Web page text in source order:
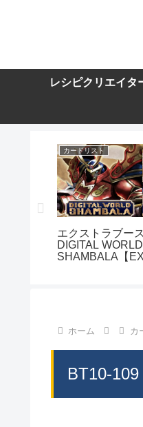
レシピクリエイタ
カードリスト
エクストラブー
DIGITAL WORLD
SHAMBALA【
ホーム カ
BT10-